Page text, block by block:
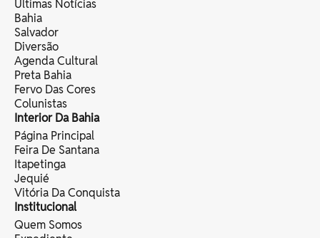
Últimas Notícias
Bahia
Salvador
Diversão
Agenda Cultural
Preta Bahia
Fervo Das Cores
Colunistas
Interior Da Bahia
Página Principal
Feira De Santana
Itapetinga
Jequié
Vitória Da Conquista
Institucional
Quem Somos